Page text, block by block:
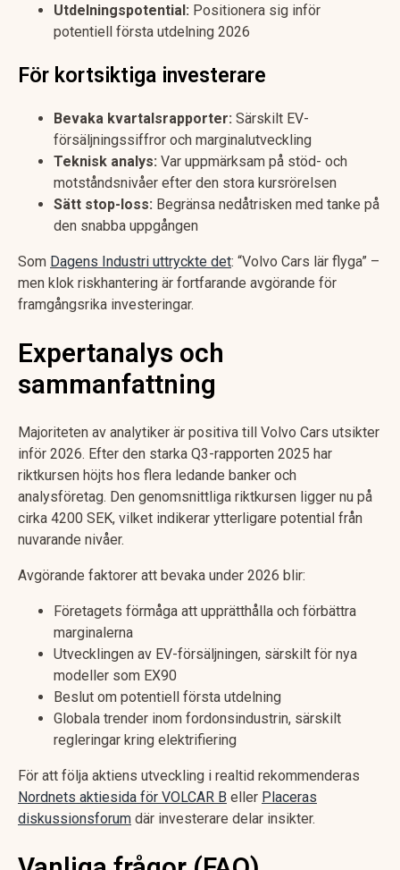
Utdelningspotential: Positionera sig inför
potentiell första utdelning 2026
För kortsiktiga investerare
Bevaka kvartalsrapporter: Särskilt EV-
försäljningssiffror och marginalutveckling
Teknisk analys: Var uppmärksam på stöd- och
motståndsnivåer efter den stora kursrörelsen
Sätt stop-loss: Begränsa nedåtrisken med tanke på
den snabba uppgången
Som Dagens Industri uttryckte det: “Volvo Cars lär flyga” –
men klok riskhantering är fortfarande avgörande för
framgångsrika investeringar.
Expertanalys och
sammanfattning
Majoriteten av analytiker är positiva till Volvo Cars utsikter
inför 2026. Efter den starka Q3-rapporten 2025 har
riktkursen höjts hos flera ledande banker och
analysföretag. Den genomsnittliga riktkursen ligger nu på
cirka 4200 SEK, vilket indikerar ytterligare potential från
nuvarande nivåer.
Avgörande faktorer att bevaka under 2026 blir:
Företagets förmåga att upprätthålla och förbättra
marginalerna
Utvecklingen av EV-försäljningen, särskilt för nya
modeller som EX90
Beslut om potentiell första utdelning
Globala trender inom fordonsindustrin, särskilt
regleringar kring elektrifiering
För att följa aktiens utveckling i realtid rekommenderas
Nordnets aktiesida för VOLCAR B eller Placeras
diskussionsforum där investerare delar insikter.